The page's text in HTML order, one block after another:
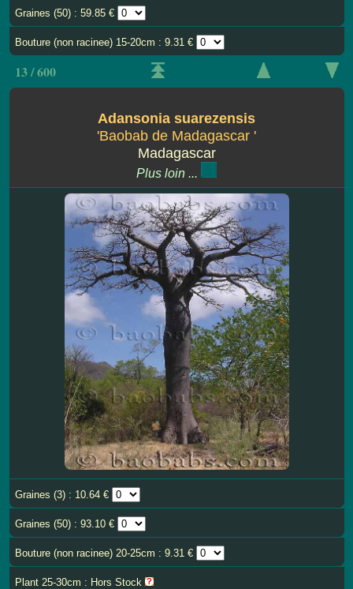
Graines (50) : 59.85 €
Bouture (non racinee) 15-20cm : 9.31 €
13 / 600
Adansonia suarezensis
'Baobab de Madagascar '
Madagascar
Plus loin ...
Graines (3) : 10.64 €
Graines (50) : 93.10 €
Bouture (non racinee) 20-25cm : 9.31 €
Plant 25-30cm : Hors Stock